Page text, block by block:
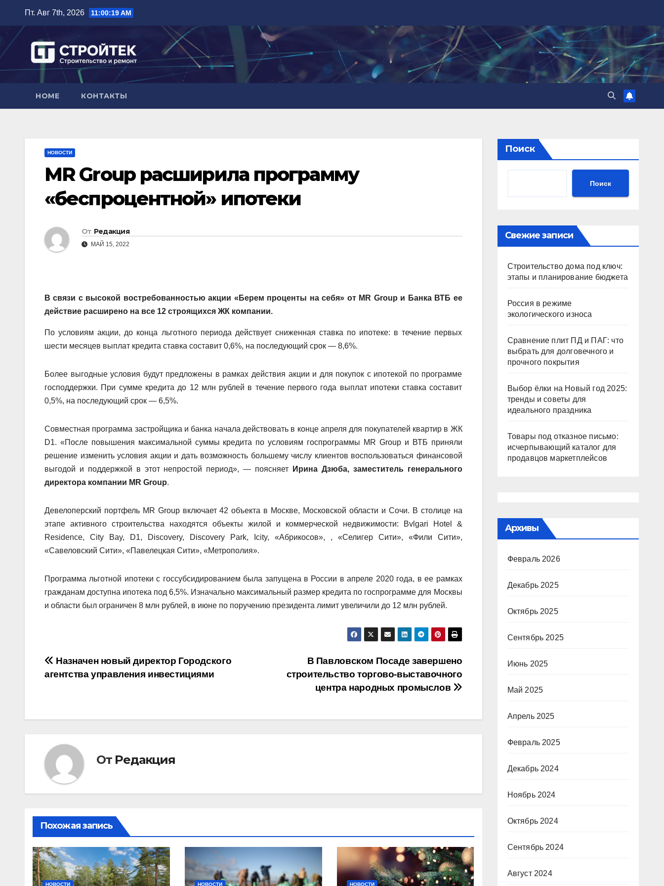
содержимому
Пт. Авг 7th, 2026 11:00:20 AM
HOME КОНТАКТЫ
НОВОСТИ
MR Group расширила программу
«беспроцентной» ипотеки
От Редакция
МАЙ 15, 2022
В связи с высокой востребованностью акции «Берем проценты на себя» от MR Group и Банка ВТБ ее
действие расширено на все 12 строящихся ЖК компании.
По условиям акции, до конца льготного периода действует сниженная ставка по ипотеке: в течение первых
шести месяцев выплат кредита ставка составит 0,6%, на последующий срок — 8,6%.
Более выгодные условия будут предложены в рамках действия акции и для покупок с ипотекой по программе
господдержки. При сумме кредита до 12 млн рублей в течение первого года выплат ипотеки ставка составит
0,5%, на последующий срок — 6,5%.
Совместная программа застройщика и банка начала действовать в конце апреля для покупателей квартир в ЖК
D1. «После повышения максимальной суммы кредита по условиям госпрограммы MR Group и ВТБ приняли
решение изменить условия акции и дать возможность большему числу клиентов воспользоваться финансовой
выгодой и поддержкой в этот непростой период», — поясняет
Ирина Дзюба, заместитель генерального
директора компании MR Group.
Девелоперский портфель MR Group включает 42 объекта в Москве, Московской области и Сочи. В столице на
этапе активного строительства находятся объекты жилой и коммерческой недвижимости: Bvlgari Hotel &
Residence, City Bay, D1, Discovery, Discovery Park, Icity, «Абрикосов», , «Селигер Сити», «Фили Сити»,
«Савеловский Сити», «Павелецкая Сити», «Метрополия».
Программа льготной ипотеки с госсубсидированием была запущена в России в апреле 2020 года, в ее рамках
гражданам доступна ипотека под 6,5%. Изначально максимальный размер кредита по госпрограмме для Москвы
и области был ограничен 8 млн рублей, в июне по поручению президента лимит увеличили до 12 млн рублей.
Навигация
В Павловском Посаде завершено
строительство торгово-выставочного
центра народных промыслов
Назначен новый директор Городского
агентства управления инвестициями
От Редакция
Похожая запись
НОВОСТИ НОВОСТИ НОВОСТИ
Поиск
Поиск
Свежие записи
Строительство дома под ключ:
этапы и планирование бюджета
Россия в режиме
экологического износа
Сравнение плит ПД и ПАГ: что
выбрать для долговечного и
прочного покрытия
Выбор ёлки на Новый год 2025:
тренды и советы для
идеального праздника
Товары под отказное письмо:
исчерпывающий каталог для
продавцов маркетплейсов
Архивы
Февраль 2026
Декабрь 2025
Октябрь 2025
Сентябрь 2025
Июнь 2025
Май 2025
Апрель 2025
Февраль 2025
Декабрь 2024
Ноябрь 2024
Октябрь 2024
Сентябрь 2024
Август 2024